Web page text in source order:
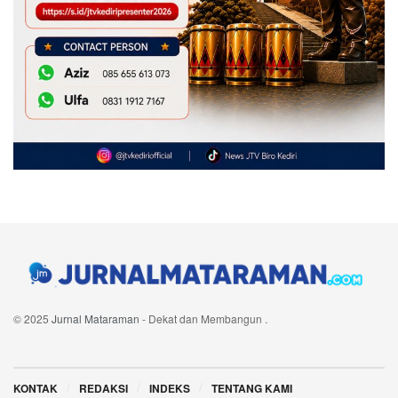
© 2025 Jurnal Mataraman - Dekat dan Membangun .
KONTAK REDAKSI INDEKS TENTANG KAMI